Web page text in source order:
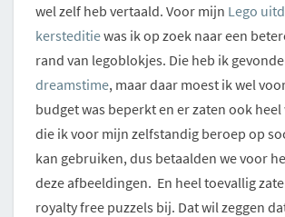
wel zelf heb vertaald. Voor mijn Lego
kersteditiewas ik op zoek naar een
rand van legoblokjes. Die heb ik
dreamstime, maar daar moest ik wel
budget was beperkt en er zaten ook heel
die ik voor mijn zelfstandig beroep op
kan gebruiken, dus betaalden we voor
deze afbeeldingen. En heel toevallig
royalty free puzzels bij. Dat wil zeggen